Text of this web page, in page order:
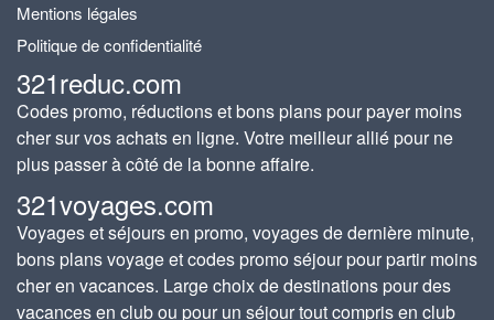
Mentions légales
Politique de confidentialité
321reduc.com
Codes promo, réductions et bons plans pour payer moins
cher sur vos achats en ligne. Votre meilleur allié pour ne
plus passer à côté de la bonne affaire.
321voyages.com
Voyages et séjours en promo, voyages de dernière minute,
bons plans voyage et codes promo séjour pour partir moins
cher en vacances. Large choix de destinations pour des
vacances en club ou pour un séjour tout compris en club